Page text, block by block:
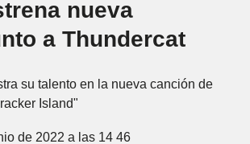
nueva
a Thundercat
su talento en la nueva canción de
Island"
de 2022 a las 14 46